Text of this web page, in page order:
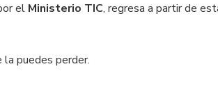
el Ministerio TIC, regresa a partir de
puedes perder.